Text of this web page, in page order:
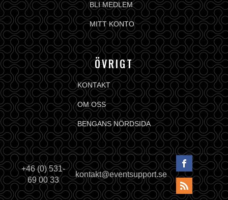
BLI MEDLEM
MITT KONTO
ÖVRIGT
KONTAKT
OM OSS
BENGANS NÖRDSIDA
+46 (0) 531-
69 00 33
kontakt@eventsupport.se